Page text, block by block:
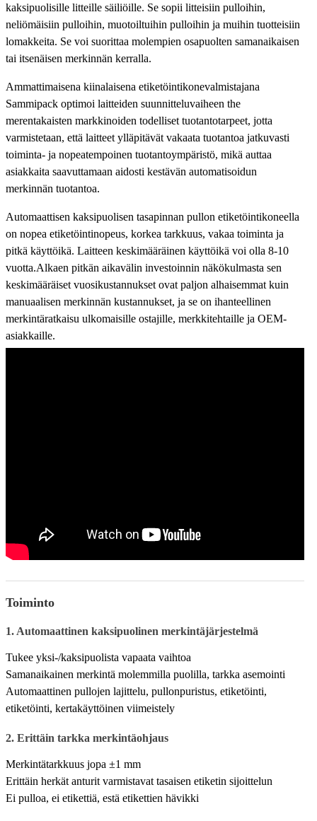
kaksipuolisille litteille säiliöille. Se sopii litteisiin pulloihin,
neliömäisiin pulloihin, muotoiltuihin pulloihin ja muihin tuotteisiin
lomakkeita. Se voi suorittaa molempien osapuolten samanaikaisen
tai itsenäisen merkinnän kerralla.
Ammattimaisena kiinalaisena etiketöintikonevalmistajana
Sammipack optimoi laitteiden suunnitteluvaiheen the
merentakaisten markkinoiden todelliset tuotantotarpeet, jotta
varmistetaan, että laitteet ylläpitävät vakaata tuotantoa jatkuvasti
toiminta- ja nopeatempoinen tuotantoympäristö, mikä auttaa
asiakkaita saavuttamaan aidosti kestävän automatisoidun
merkinnän tuotantoa.
Automaattisen kaksipuolisen tasapinnan pullon etiketöintikoneella
on nopea etiketöintinopeus, korkea tarkkuus, vakaa toiminta ja
pitkä käyttöikä. Laitteen keskimääräinen käyttöikä voi olla 8-10
vuotta.Alkaen pitkän aikavälin investoinnin näkökulmasta sen
keskimääräiset vuosikustannukset ovat paljon alhaisemmat kuin
manuaalisen merkinnän kustannukset, ja se on ihanteellinen
merkintäratkaisu ulkomaisille ostajille, merkkitehtaille ja OEM-
asiakkaille.
Toiminto
1. Automaattinen kaksipuolinen merkintäjärjestelmä
Tukee yksi-/kaksipuolista vapaata vaihtoa
Samanaikainen merkintä molemmilla puolilla, tarkka asemointi
Automaattinen pullojen lajittelu, pullonpuristus, etiketöinti,
etiketöinti, kertakäyttöinen viimeistely
2. Erittäin tarkka merkintäohjaus
Merkintätarkkuus jopa ±1 mm
Erittäin herkät anturit varmistavat tasaisen etiketin sijoittelun
Ei pulloa, ei etikettiä, estä etikettien hävikki